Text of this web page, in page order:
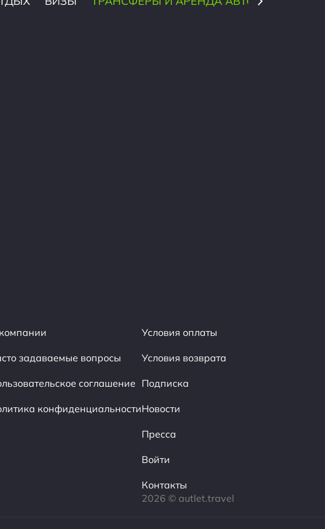
задаваемые вопросы
соглашение
конфиденциальности
Условия оплаты
Условия возврата
Подписка
Новости
Пресса
Войти
Контакты
2026 © autlet.travel